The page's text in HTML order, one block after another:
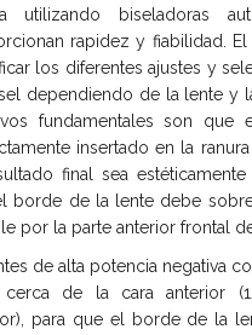
utilizando biseladoras
rapidez y fiabilidad.
los diferentes ajustes y
dependiendo de la lente y
fundamentales son que
insertado en la
final sea
borde de la lente debe
por la parte anterior frontal
de alta potencia negativa
cerca de la cara anterior
para que el borde de la